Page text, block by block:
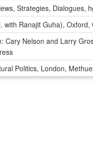
Strategies, Dialogues,
with Ranajit Guha),
Cary Nelson and Larry
Politics, London,